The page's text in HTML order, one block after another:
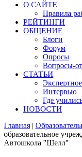
О САЙТЕ
Правила
РЕЙТИНГИ
ОБЩЕНИЕ
Блоги
Форум
Опросы
Вопросы-
СТАТЬИ
Интервью
Где
НОВОСТИ
Главная |
образовательное
Автошкола "Шелл"